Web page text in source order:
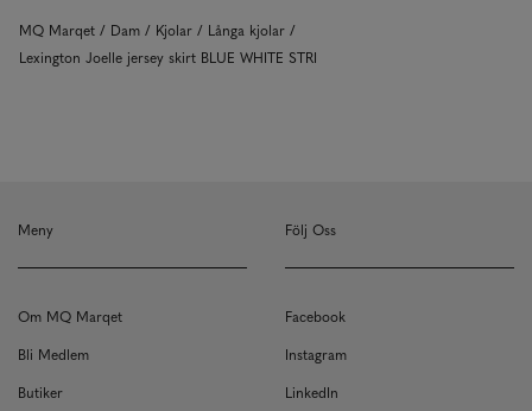
MQ Marqet Dam Kjolar
Långa kjolar
Lexington Joelle jersey skirt BLUE WHITE STRI
Meny
Om MQ Marqet
Bli Medlem
Butiker
Följ Oss
Facebook
Instagram
LinkedIn